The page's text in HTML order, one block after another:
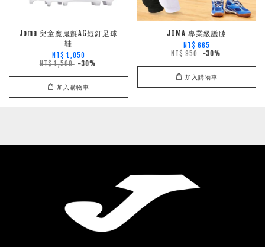
Joma 兒童魔鬼氈AG短釘足球
鞋
NT$ 1,050
NT$ 1,500 -30%
加入購物車
JOMA 專業級護膝
NT$ 665
NT$ 950 -30%
加入購物車